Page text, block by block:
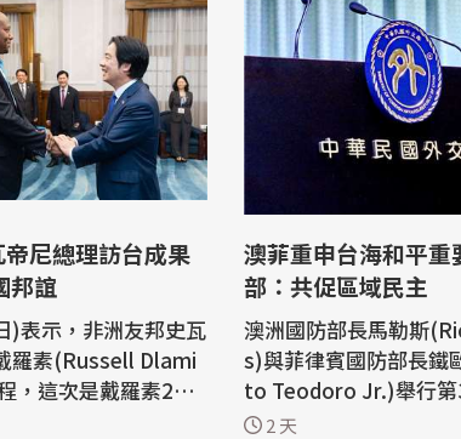
尼總理訪台成果
邦誼
)表示，非洲友邦史瓦
羅素(Russell Dlami
，這次是戴羅素202
後第2度訪台，他數
澳菲重申台海和平重
部：共促區域民主
澳洲國防部長馬勒斯
s)與菲律賓國防部長鐵
to Teodoro Jr.)舉行第
會議，會後發布聯合聲
2 天